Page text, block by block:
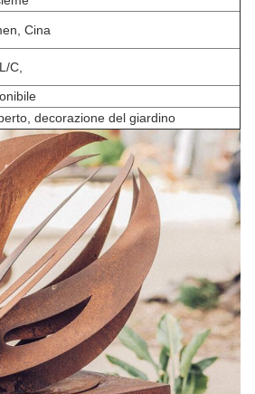
Cina
C,
decorazione del giardino